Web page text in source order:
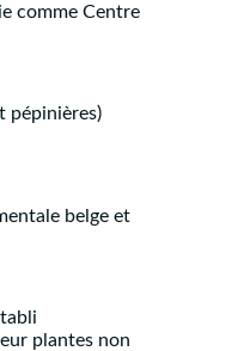
comme Centre
pépinières)
belge et
plantes non